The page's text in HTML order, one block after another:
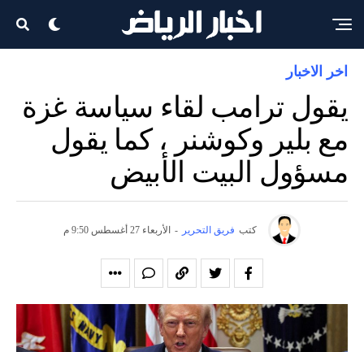
اخر الاخبار
يقول ترامب لقاء سياسة غزة
مع بلير وكوشنر ، كما يقول
مسؤول البيت الأبيض
كتب فريق التحرير - الأربعاء 27 أغسطس 9:50 م